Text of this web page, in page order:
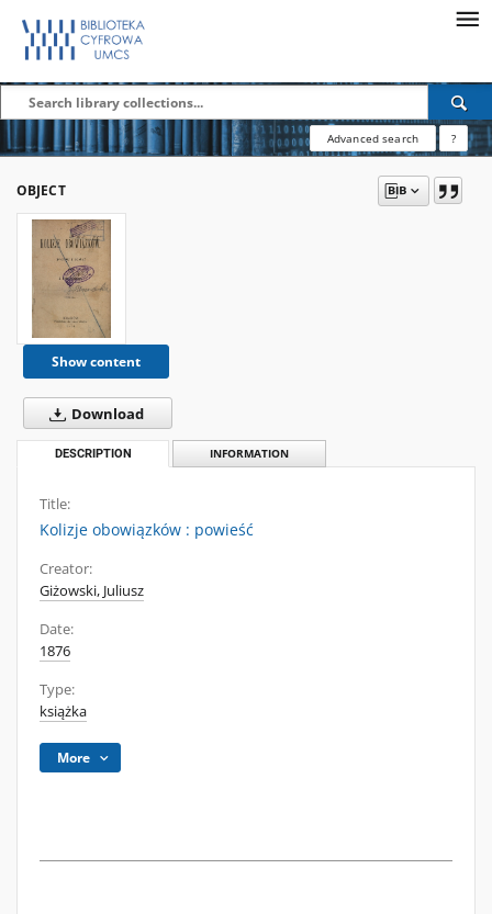
Advanced search ?
OBJECT
Show content
Download
DESCRIPTION INFORMATION
Title:
Kolizje obowiązków : powieść
Creator:
Giżowski, Juliusz
Date:
1876
Type:
książka
More